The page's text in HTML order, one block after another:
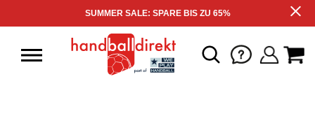
SUMMER SALE: SPARE BIS ZU 65%